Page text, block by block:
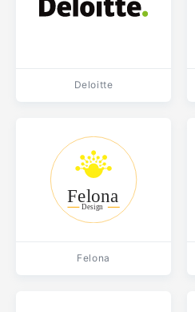
Deloitte
Felona